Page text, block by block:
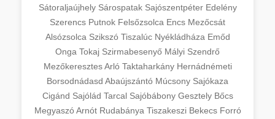
Sátoraljaújhely Sárospatak Sajószentpéter Edelény
Szerencs Putnok Felsőzsolca Encs Mezőcsát
Alsózsolca Szikszó Tiszalúc Nyékládháza Emőd
Onga Tokaj Szirmabesenyő Mályi Szendrő
MezőkeresztesArló Taktaharkány Hernádnémeti
Borsodnádasd Abaújszántó Múcsony Sajókaza
Cigánd Sajólád Tarcal Sajóbábony Gesztely Bőcs
MegyaszóArnót Rudabánya Tiszakeszi Bekecs Forró